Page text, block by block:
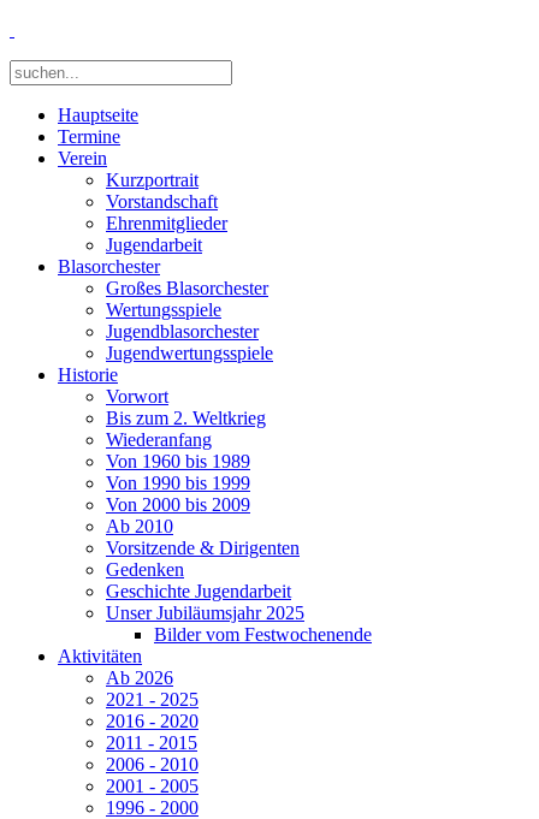
Hauptseite
Termine
Verein
Kurzportrait
Vorstandschaft
Ehrenmitglieder
Jugendarbeit
Blasorchester
Großes Blasorchester
Wertungsspiele
Jugendblasorchester
Jugendwertungsspiele
Historie
Vorwort
Bis zum 2. Weltkrieg
Wiederanfang
Von 1960 bis 1989
Von 1990 bis 1999
Von 2000 bis 2009
Ab 2010
Vorsitzende & Dirigenten
Gedenken
Geschichte Jugendarbeit
Unser Jubiläumsjahr 2025
Bilder vom Festwochenende
Aktivitäten
Ab 2026
2021 - 2025
2016 - 2020
2011 - 2015
2006 - 2010
2001 - 2005
1996 - 2000